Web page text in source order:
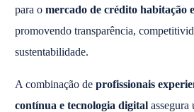
para omercado de crédito habitação
promovendo transparência,
sustentabilidade.
A combinação deprofissionais
contínua e tecnologia digital assegura